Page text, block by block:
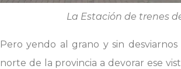
La Estación de trenes
Pero yendo al grano y sin
norte de la provincia a devorar ese